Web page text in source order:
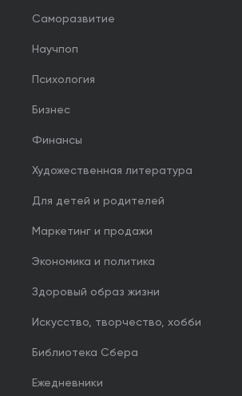
Саморазвитие
Научпоп
Психология
Бизнес
Финансы
Художественная литература
Для детей и родителей
Маркетинг и продажи
Экономика и политика
Здоровый образ жизни
Искусство, творчество, хобби
Библиотека Сбера
Ежедневники